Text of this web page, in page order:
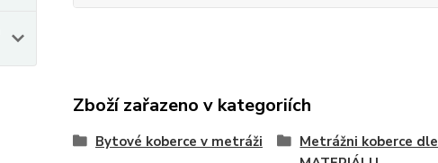
Zboží zařazeno v kategoriích
Bytové koberce v metráži
Metrážni koberce dle